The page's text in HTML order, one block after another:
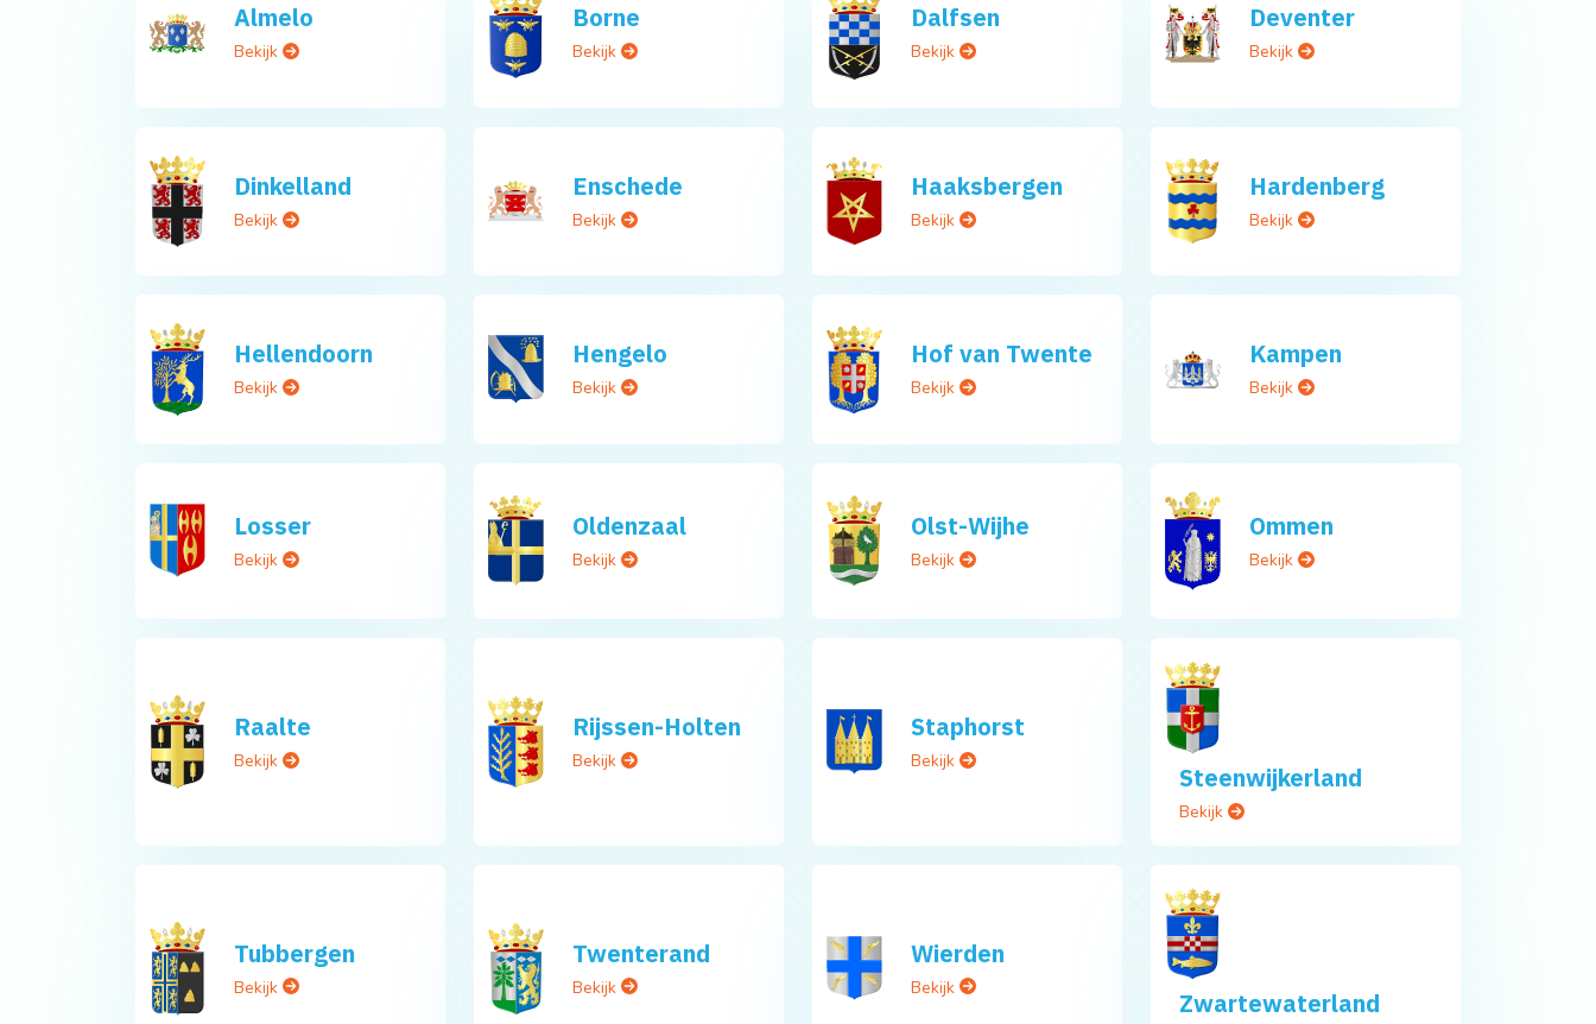
Almelo
Bekijk
Borne
Bekijk
Dalfsen
Bekijk
Deventer
Bekijk
Dinkelland
Bekijk
Enschede
Bekijk
Haaksbergen
Bekijk
Hardenberg
Bekijk
Hellendoorn
Bekijk
Hengelo
Bekijk
Hof van Twente
Bekijk
Kampen
Bekijk
Losser
Bekijk
Oldenzaal
Bekijk
Olst-Wijhe
Bekijk
Ommen
Bekijk
Raalte
Bekijk
Rijssen-Holten
Bekijk
Staphorst
Bekijk
Steenwijkerland
Bekijk
Tubbergen
Bekijk
Twenterand
Bekijk
Wierden
Bekijk Zwartewaterland